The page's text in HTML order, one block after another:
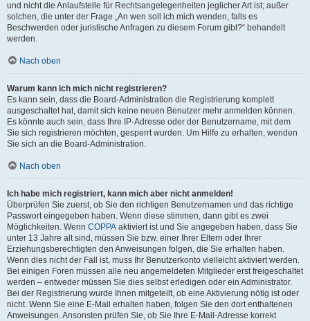
und nicht die Anlaufstelle für Rechtsangelegenheiten jeglicher Art ist; außer
solchen, die unter der Frage „An wen soll ich mich wenden, falls es
Beschwerden oder juristische Anfragen zu diesem Forum gibt?“ behandelt
werden.
Nach oben
Warum kann ich mich nicht registrieren?
Es kann sein, dass die Board-Administration die Registrierung komplett
ausgeschaltet hat, damit sich keine neuen Benutzer mehr anmelden können.
Es könnte auch sein, dass Ihre IP-Adresse oder der Benutzername, mit dem
Sie sich registrieren möchten, gesperrt wurden. Um Hilfe zu erhalten, wenden
Sie sich an die Board-Administration.
Nach oben
Ich habe mich registriert, kann mich aber nicht anmelden!
Überprüfen Sie zuerst, ob Sie den richtigen Benutzernamen und das richtige
Passwort eingegeben haben. Wenn diese stimmen, dann gibt es zwei
Möglichkeiten. Wenn COPPA aktiviert ist und Sie angegeben haben, dass Sie
unter 13 Jahre alt sind, müssen Sie bzw. einer Ihrer Eltern oder Ihrer
Erziehungsberechtigten den Anweisungen folgen, die Sie erhalten haben.
Wenn dies nicht der Fall ist, muss Ihr Benutzerkonto vielleicht aktiviert werden.
Bei einigen Foren müssen alle neu angemeldeten Mitglieder erst freigeschaltet
werden – entweder müssen Sie dies selbst erledigen oder ein Administrator.
Bei der Registrierung wurde Ihnen mitgeteilt, ob eine Aktivierung nötig ist oder
nicht. Wenn Sie eine E-Mail erhalten haben, folgen Sie den dort enthaltenen
Anweisungen. Ansonsten prüfen Sie, ob Sie Ihre E-Mail-Adresse korrekt